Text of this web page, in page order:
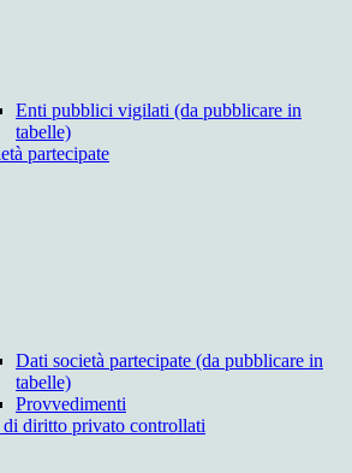
Enti pubblici vigilati (da pubblicare in
tabelle)
partecipate
Dati società partecipate (da pubblicare in
tabelle)
Provvedimenti
diritto privato controllati